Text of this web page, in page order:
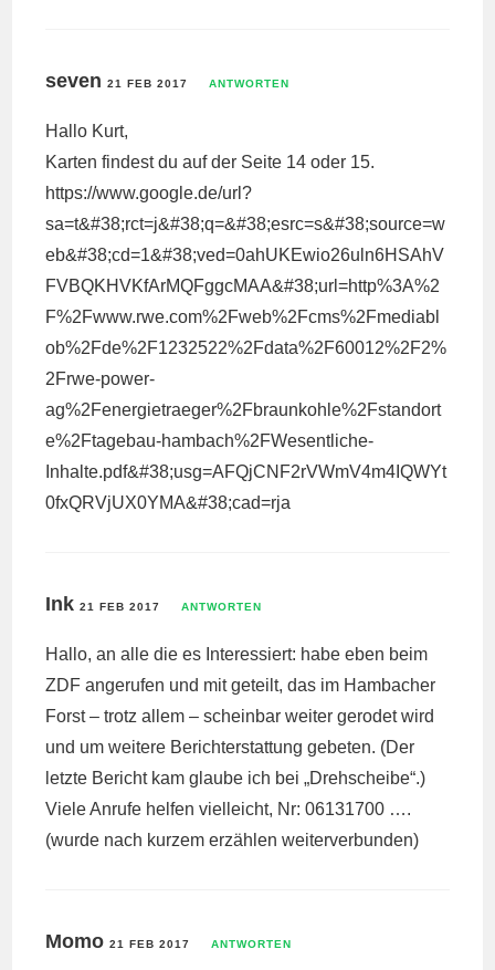
seven21 FEB 2017 ANTWORTEN
Hallo Kurt,
Karten findest du auf der Seite 14 oder 15.
https://www.google.de/url?
sa=t&#38;rct=j&#38;q=&#38;esrc=s&#38;source=w
eb&#38;cd=1&#38;ved=0ahUKEwio26uln6HSAhV
FVBQKHVKfArMQFggcMAA&#38;url=http%3A%2
F%2Fwww.rwe.com%2Fweb%2Fcms%2Fmediabl
ob%2Fde%2F1232522%2Fdata%2F60012%2F2%
2Frwe-power-
ag%2Fenergietraeger%2Fbraunkohle%2Fstandort
e%2Ftagebau-hambach%2FWesentliche-
Inhalte.pdf&#38;usg=AFQjCNF2rVWmV4m4IQWYt
0fxQRVjUX0YMA&#38;cad=rja
Ink21 FEB 2017 ANTWORTEN
Hallo, an alle die es Interessiert: habe eben beim
ZDF angerufen und mit geteilt, das im Hambacher
Forst – trotz allem – scheinbar weiter gerodet wird
und um weitere Berichterstattung gebeten. (Der
letzte Bericht kam glaube ich bei „Drehscheibe“.)
Viele Anrufe helfen vielleicht, Nr: 06131700 ….
(wurde nach kurzem erzählen weiterverbunden)
Momo21 FEB 2017 ANTWORTEN